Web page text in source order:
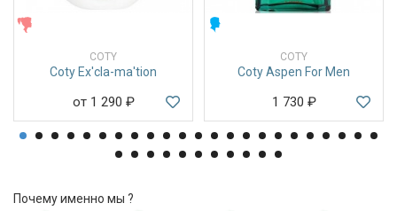
COTY
Coty Ex'cla-ma'tion
от 1 290 ₽
COTY
Coty Aspen For Men
1 730 ₽
Почему именно мы ?